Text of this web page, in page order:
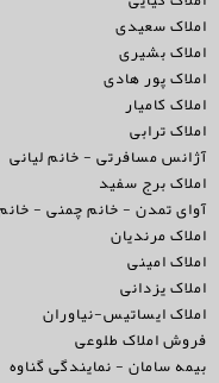
املاک سعیدی
املاک بشیری
املاک پور هادی
املاک کامیار
املاک ترابی
آژانس مسافرتی - خانم لیانی
املاک برج سفید
آوای تمدن - خانم چمنی -
املاک مرندیان
املاک امینی
املاک یزدانی
املاک ایساتیس-نیاوران
فروش املاک طلوعی
بیمه سامان - نمایندگی گناوه